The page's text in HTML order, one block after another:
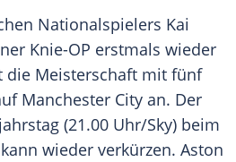
Nationalspielers Kai
Knie-OP erstmals wieder
die Meisterschaft mit fünf
Manchester City an. Der
(21.00 Uhr/Sky) beim
wieder verkürzen. Aston